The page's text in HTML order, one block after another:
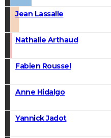
Jean Lassalle
Nathalie Arthaud
Fabien Roussel
Anne Hidalgo
Yannick Jadot